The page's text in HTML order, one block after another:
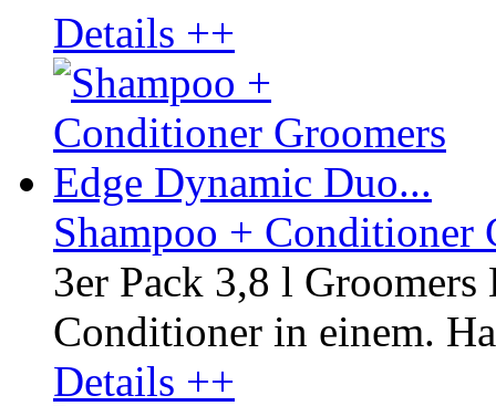
Details ++
Shampoo + Conditioner
3er Pack 3,8 l
Conditioner in einem.
Details ++